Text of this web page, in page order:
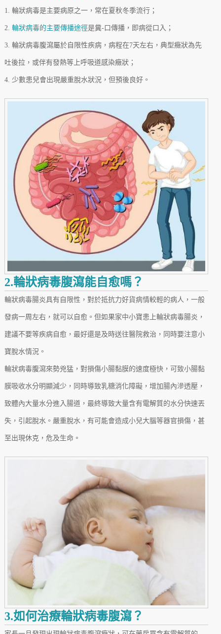
1. 輪狀病毒是主要病原之一，常在夏秋冬季流行；
2. 輪狀病毒的主要傳播途徑是糞-口傳播，即病從口入；
3. 輪狀病毒腹瀉屬於自限性疾病，病程在7天左右，典型癥狀為先
吐後拉，或伴有發熱等上呼吸道感染癥狀；
4. 少數患兒會出現嚴重脫水狀況，但預後良好。
2.輪狀病毒腹瀉能自愈嗎？
輪狀病毒腸炎具有自限性，對於抵抗力好貨病情較輕的病人，一般
發病一周左右，就可以自愈。但如果家中小寶患上輪狀病毒腸炎，
建議不要等疾病自愈，最好還是及時送往醫院救治，同時要注意小
寶脫水情況。
輪狀病毒腹瀉來勢兇猛，對損傷小腸黏膜的速度極快，可致小腸黏
膜吸收水分明顯減少，同時導致乳糖消化障礙，增加腸內滲透壓，
致體內大量水分進入腸道，最終導致大量含有電解質的水分快速丟
失，引起脫水。嚴重脫水，有可能會造成小兒大腦等器官損傷，甚
至出現休克，危及生命。
3.如何治療輪狀病毒腹瀉？